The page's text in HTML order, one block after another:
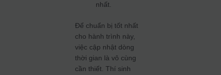
nhất.
Để chuẩn bị tốt nhất
cho hành trình này,
việc cập nhật dòng
thời gian là vô cùng
cần thiết. Thí sinh